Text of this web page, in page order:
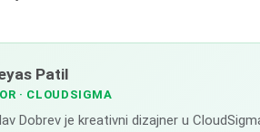
Patil
· CLOUDSIGMA
Dobrev je kreativni dizajner u